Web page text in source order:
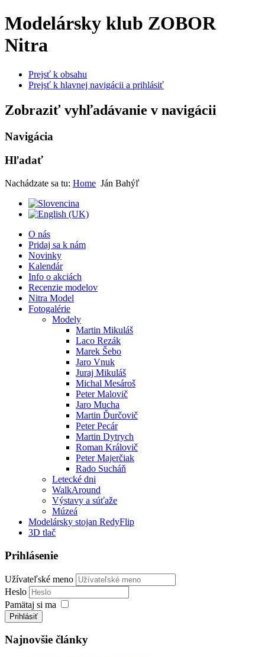
Modelársky klub ZOBOR
Nitra
Prejsť k obsahu
Prejsť k hlavnej navigácii a prihlásiť
Zobraziť vyhľadávanie v navigácii
Navigácia
Hľadať
Nachádzate sa tu: Home Ján Bahýľ
O nás
Pridaj sa k nám
Novinky
Kalendár
Info o akciách
Recenzie modelov
Nitra Model
Fotogalérie
Modely
Martin Mikuláš
Laco Rezák
Marek Šebo
Jaro Vnuk
Juraj Mikuláš
Michal Mesároš
Peter Malovič
Jaro Mucha
Martin Ďurčovič
Peter Pecár
Martin Dytrych
Roman Královič
Peter Majerčiak
Rado Sucháň
Letecké dni
WalkAround
Výstavy a súťaže
Múzeá
Modelársky stojan RedyFlip
3D tlač
Prihlásenie
Užívateľské meno
Heslo
Pamätaj si ma
Prihlásiť
Najnovšie články